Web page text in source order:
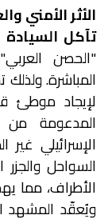
الأثر الأمني
تآكل السيادة
"الحصن
المباشرة. ولذلك
لإيجاد موطئ
المدعومة من
الإسرائيلي غير
السواحل
الأطراف، مما
ويُعقّد المشهد